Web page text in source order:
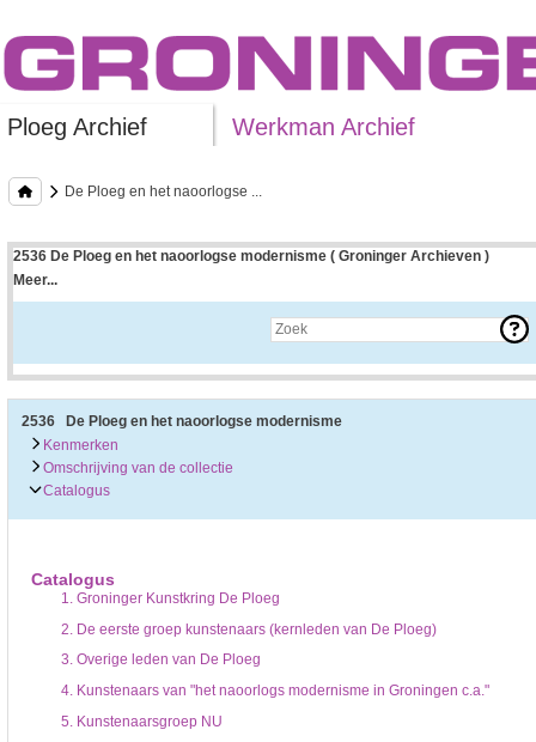
Ploeg Archief Werkman Archief
De Ploeg en het naoorlogse ...
2536 De Ploeg en het naoorlogse modernisme ( Groninger Archieven )
Meer...
Uitleg bij archieftoegang
Een archieftoegang geeft uitgebreide informatie over een bepaald archief.
• Kenmerken van het archief
• Inleiding op het archief
• Inventaris of plaatsingslijst
• Eventueel bijlagen
De kenmerken van het archief zijn o.m. de omvang, vindplaats,
De inleiding op het archief bevat interessante informatie over de
bevatten.
Bij het zoeken in de inventaris wordt de hiërarchie gevolgd. De rubrieken in
2536 De Ploeg en het naoorlogse modernisme
Kenmerken
Omschrijving van de collectie
Catalogus
Catalogus
1.Groninger Kunstkring De Ploeg
2.De eerste groep kunstenaars (kernleden van De Ploeg)
3.Overige leden van De Ploeg
4.Kunstenaars van "het naoorlogs modernisme in Groningen c.a."
5. Kunstenaarsgroep NU